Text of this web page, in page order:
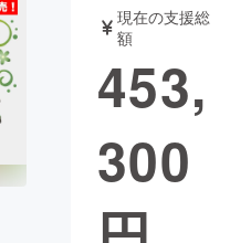
音楽
ット ゲーム・サ
現在の支援総
額
453,
300